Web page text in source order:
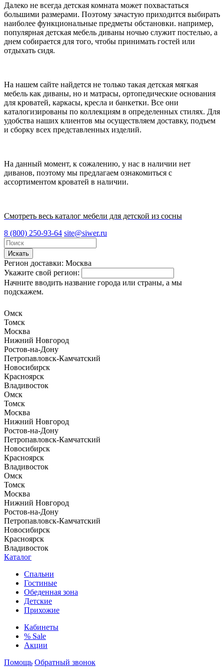
Далеко не всегда детская комната может похвастаться
большими размерами. Поэтому зачастую приходится выбирать
наиболее функциональные предметы обстановки. например,
популярная детская мебель диваны ночью служит постелью, а
днем собирается для того, чтобы принимать гостей или
отдыхать сидя.
На нашем сайте найдется не только такая детская мягкая
мебель как диваны, но и матрасы, ортопедические основания
для кроватей, каркасы, кресла и банкетки. Все они
каталогизированы по коллекциям в определенных стилях. Для
удобства наших клиентов мы осуществляем доставку, подъем
и сборку всех представленных изделий.
На данный момент, к сожалению, у нас в наличии нет
диванов, поэтому мы предлагаем ознакомиться с
ассортиментом кроватей в наличии.
Смотреть весь каталог мебели для детской из сосны
8 (800) 250-93-64 site@siwer.ru
Искать
Регион доставки: Москва
Укажите свой регион:
Начните вводить название города или страны, а мы
подскажем.
Омск
Томск
Москва
Нижний Новгород
Ростов-на-Дону
Петропавловск-Камчатский
Новосибирск
Красноярск
Владивосток
Омск
Томск
Москва
Нижний Новгород
Ростов-на-Дону
Петропавловск-Камчатский
Новосибирск
Красноярск
Владивосток
Омск
Томск
Москва
Нижний Новгород
Ростов-на-Дону
Петропавловск-Камчатский
Новосибирск
Красноярск
Владивосток
Каталог
Спальни
Гостиные
Обеденная зона
Детские
Прихожие
Кабинеты
% Sale
Акции
Помощь Обратный звонок